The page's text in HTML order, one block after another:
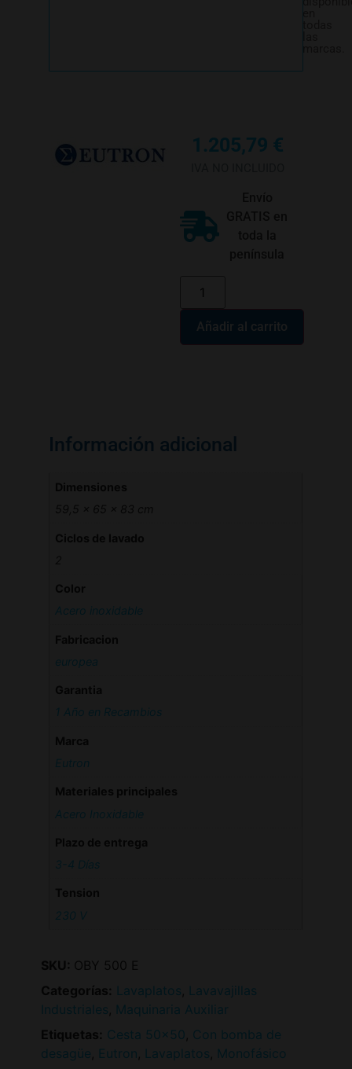
1.205,79 €
Añadir al carrito
Información adicional
Acero inoxidable
europea
1 Año en Recambios
Eutron
Acero Inoxidable
3-4 Días
230 V
SKU: OBY 500 E
Categorías: Lavaplatos, Lavavajillas
Industriales, Maquinaria Auxiliar
Etiquetas: Cesta 50x50, Con bomba de
desagüe, Eutron, Lavaplatos, Monofásico